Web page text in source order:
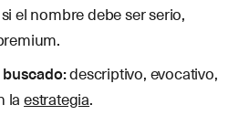
el nombre debe ser serio,
descriptivo, evocativo,
laestrategia.